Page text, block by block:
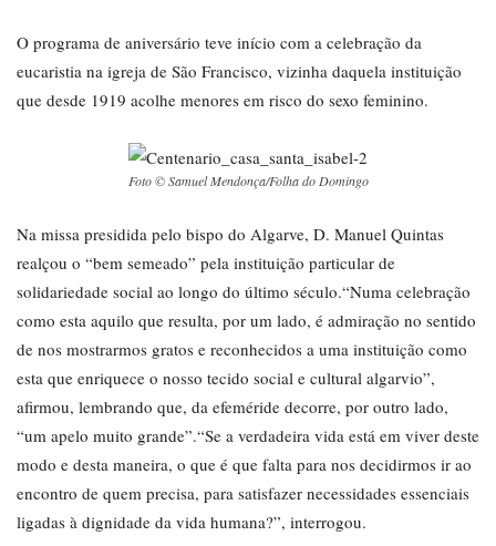
O programa de aniversário teve início com a celebração da
eucaristia na igreja de São Francisco, vizinha daquela instituição
que desde 1919 acolhe menores em risco do sexo feminino.
Foto © Samuel Mendonça/Folha do Domingo
Na missa presidida pelo bispo do Algarve, D. Manuel Quintas
realçou o “bem semeado” pela instituição particular de
solidariedade social ao longo do último século.“Numa celebração
como esta aquilo que resulta, por um lado, é admiração no sentido
de nos mostrarmos gratos e reconhecidos a uma instituição como
esta que enriquece o nosso tecido social e cultural algarvio”,
afirmou, lembrando que, da efeméride decorre, por outro lado,
“um apelo muito grande”.“Se a verdadeira vida está em viver deste
modo e desta maneira, o que é que falta para nos decidirmos ir ao
encontro de quem precisa, para satisfazer necessidades essenciais
ligadas à dignidade da vida humana?”, interrogou.